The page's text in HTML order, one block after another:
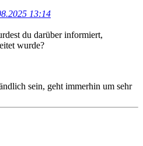
13:14
du darüber informiert,
wurde?
sein, geht immerhin um sehr